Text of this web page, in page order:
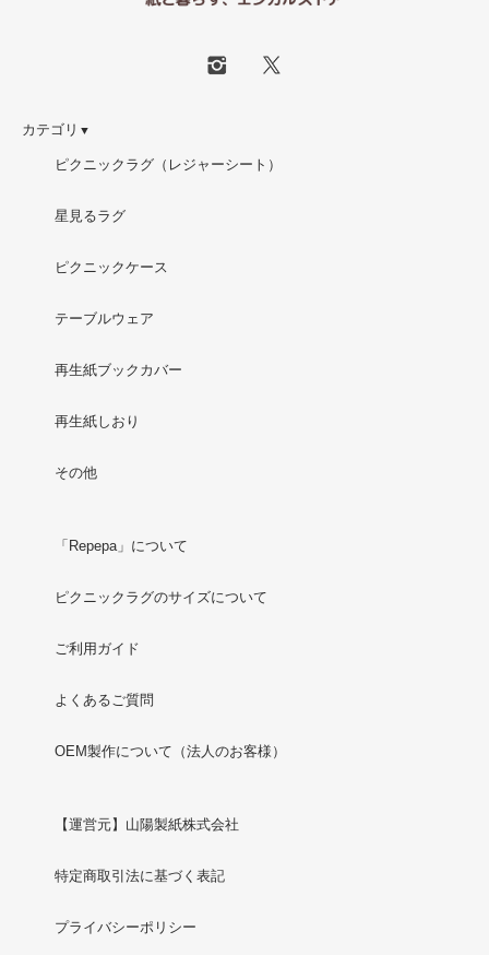
カテゴリ ▼
ピクニックラグ（レジャーシート）
星見るラグ
ピクニックケース
テーブルウェア
再生紙ブックカバー
再生紙しおり
その他
「Repepa」について
ピクニックラグのサイズについて
ご利用ガイド
よくあるご質問
OEM製作について（法人のお客様）
【運営元】山陽製紙株式会社
特定商取引法に基づく表記
プライバシーポリシー